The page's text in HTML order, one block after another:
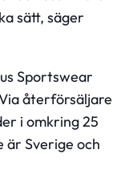
sätt, säger
Sportswear
återförsäljare
i omkring 25
är Sverige och